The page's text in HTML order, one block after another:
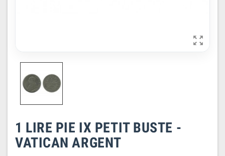

1 LIRE PIE IX PETIT BUSTE -
VATICAN ARGENT